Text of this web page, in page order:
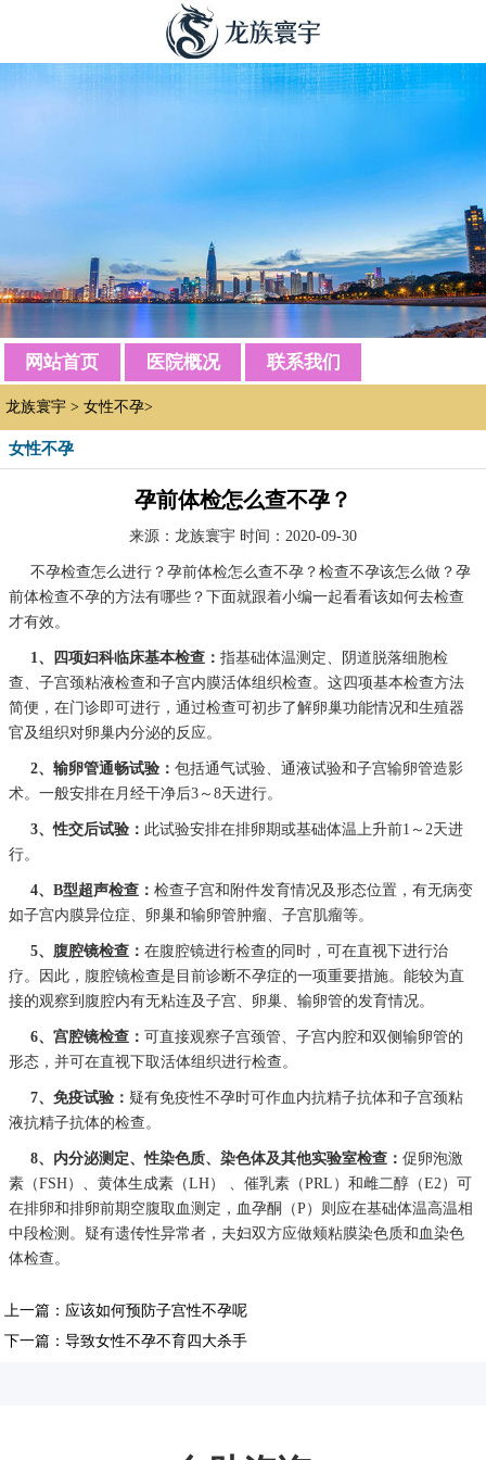
网站首页 医院概况 联系我们
龙族寰宇 > 女性不孕>
女性不孕
孕前体检怎么查不孕？
来源： 龙族寰宇 时间：2020-09-30
不孕检查怎么进行？孕前体检怎么查不孕？检查不孕该怎么做？孕
前体检查不孕的方法有哪些？下面就跟着小编一起看看该如何去检查
才有效。
1、四项妇科临床基本检查： 指基础体温测定、阴道脱落细胞检
查、子宫颈粘液检查和子宫内膜活体组织检查。这四项基本检查方法
简便，在门诊即可进行，通过检查可初步了解卵巢功能情况和生殖器
官及组织对卵巢内分泌的反应。
2、输卵管通畅试验： 包括通气试验、通液试验和子宫输卵管造影
术。一般安排在月经干净后3～8天进行。
3、性交后试验： 此试验安排在排卵期或基础体温上升前1～2天进
行。
4、B型超声检查： 检查子宫和附件发育情况及形态位置，有无病变
如子宫内膜异位症、卵巢和输卵管肿瘤、子宫肌瘤等。
5、腹腔镜检查： 在腹腔镜进行检查的同时，可在直视下进行治
疗。因此，腹腔镜检查是目前诊断不孕症的一项重要措施。能较为直
接的观察到腹腔内有无粘连及子宫、卵巢、输卵管的发育情况。
6、宫腔镜检查： 可直接观察子宫颈管、子宫内腔和双侧输卵管的
形态，并可在直视下取活体组织进行检查。
7、免疫试验： 疑有免疫性不孕时可作血内抗精子抗体和子宫颈粘
液抗精子抗体的检查。
8、内分泌测定、性染色质、染色体及其他实验室检查： 促卵泡激
素（FSH）、黄体生成素（LH） 、催乳素（PRL）和雌二醇（E2）可
在排卵和排卵前期空腹取血测定，血孕酮（P）则应在基础体温高温相
中段检测。疑有遗传性异常者，夫妇双方应做颊粘膜染色质和血染色
体检查。
上一篇： 应该如何预防子宫性不孕呢
下一篇：导致女性不孕不育四大杀手